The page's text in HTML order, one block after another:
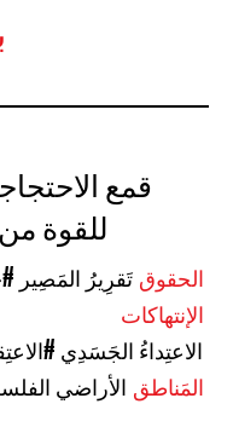
قمع
للقوة
#تَقرِيرُ المَصِير
#الاعتِداءُ الجَسَدِي
#الأراضي